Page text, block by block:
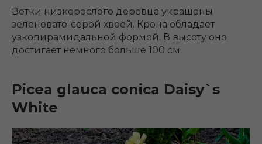
Ветки низкорослого деревца украшены
зеленовато-серой хвоей. Крона обладает
узкопирамидальной формой. В высоту оно
достигает немного больше 100 см.
Picea glauca conica Daisy`s
White